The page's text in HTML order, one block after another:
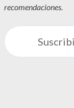
recomendaciones.